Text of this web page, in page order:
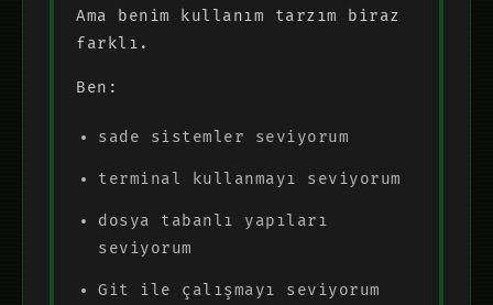
Ama benim kullanım tarzım biraz
farklı.
Ben:
sade sistemler seviyorum
terminal kullanmayı seviyorum
dosya tabanlı yapıları
seviyorum
Git ile çalışmayı seviyorum